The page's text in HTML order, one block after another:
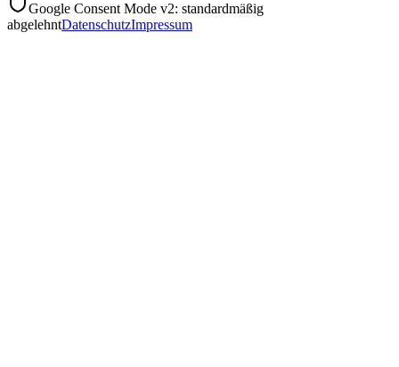
Google Consent Mode v2: standardmäßig
abgelehntDatenschutzImpressum